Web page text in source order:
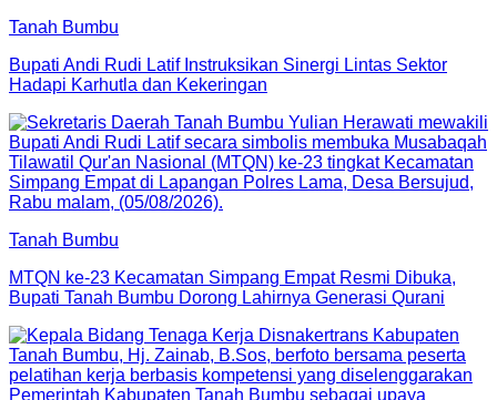
Tanah Bumbu
Bupati Andi Rudi Latif Instruksikan Sinergi Lintas Sektor
Hadapi Karhutla dan Kekeringan
Tanah Bumbu
MTQN ke-23 Kecamatan Simpang Empat Resmi Dibuka,
Bupati Tanah Bumbu Dorong Lahirnya Generasi Qurani